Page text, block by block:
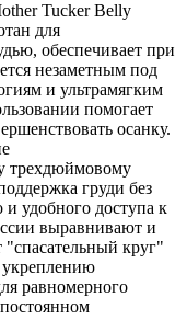
Tucker Belly
для
обеспечивает при
незаметным под
и ультрамягким
помогает
осанку.
трехдюймовому
груди без
и удобного доступа к
выравнивают и
круг"
равномерного